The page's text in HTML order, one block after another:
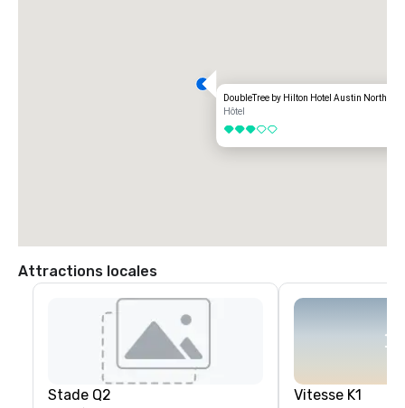
DoubleTree by Hilton Hotel Austin
Hôtel
3 sur 5
Attractions locales
Stade Q2 Vitesse K1